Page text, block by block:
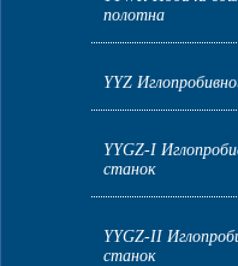
полотна
YYZ
YYGZ-I
станок
YYGZ-II
станок